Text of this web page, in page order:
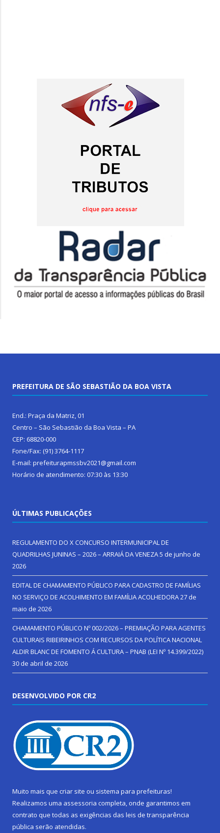
PREFEITURA DE SÃO SEBASTIÃO DA BOA VISTA
End.: Praça da Matriz, 01
Centro – São Sebastião da Boa Vista – PA
CEP: 68820-000
Fone/Fax: (91) 3764-1117
E-mail: prefeiturapmssbv2021@gmail.com
Horário de atendimento: 07:30 às 13:30
ÚLTIMAS PUBLICAÇÕES
REGULAMENTO DO X CONCURSO INTERMUNICIPAL DE
QUADRILHAS JUNINAS – 2026 – ARRAIÁ DA VENEZA5 de junho de
2026
EDITAL DE CHAMAMENTO PÚBLICO PARA CADASTRO DE FAMÍLIAS
NO SERVIÇO DE ACOLHIMENTO EM FAMÍLIA ACOLHEDORA27 de
maio de 2026
CHAMAMENTO PÚBLICO Nº 002/2026 – PREMIAÇÃO PARA AGENTES
CULTURAIS RIBEIRINHOS COM RECURSOS DA POLÍTICA NACIONAL
ALDIR BLANC DE FOMENTO Á CULTURA – PNAB (LEI Nº 14.399/2022)
30 de abril de 2026
DESENVOLVIDO POR CR2
Muito mais que criar site ou sistema para prefeituras!
Realizamos uma assessoria completa, onde garantimos em
contrato que todas as exigências das leis de transparência
pública serão atendidas.